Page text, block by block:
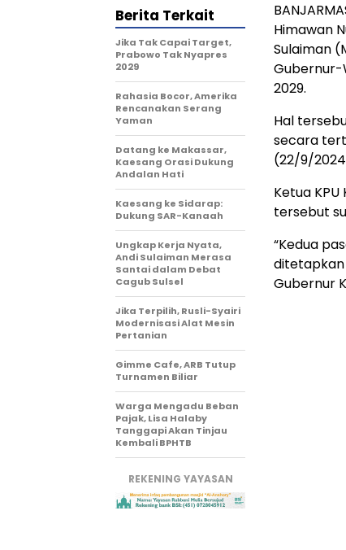
Himawan
Sulaiman
Gubernur-
2029.
Hal
secara
(22/9/
Ketua
tersebut
“Kedua
ditetapkan
Gubernur
Berita Terkait
Jika Tak Capai Target,
Prabowo Tak Nyapres
2029
Rahasia Bocor, Amerika
Rencanakan Serang
Yaman
Datang ke Makassar,
Kaesang Orasi Dukung
Andalan Hati
Kaesang ke Sidarap:
Dukung SAR-Kanaah
Ungkap Kerja Nyata,
Andi Sulaiman Merasa
Santai dalam Debat
Cagub Sulsel
Jika Terpilih, Rusli-Syairi
Modernisasi Alat Mesin
Pertanian
Gimme Cafe, ARB Tutup
Turnamen Biliar
Warga Mengadu Beban
Pajak, Lisa Halaby
Tanggapi Akan Tinjau
Kembali BPHTB
REKENING YAYASAN